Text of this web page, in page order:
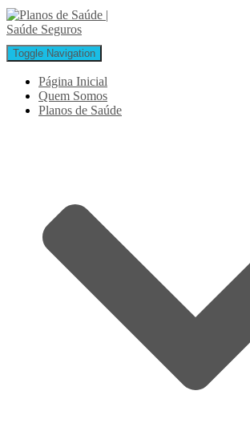
Toggle Navigation
Página Inicial
Quem Somos
Planos de Saúde